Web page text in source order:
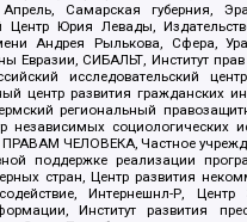
Самарская губерния,
Центр Юрия Левады,
Андрея Рылькова, Сфера,
Евразии, СИБАЛЬТ, Институт
исследовательский
центр развития гражданских
региональный
независимых социологических
ЧЕЛОВЕКА, Частное
поддержке реализации
стран, Центр развития
Интернешнл-Р,
Институт развития